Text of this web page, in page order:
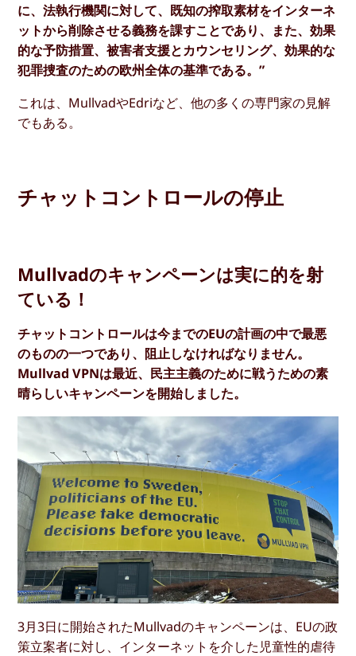
に、法執行機関に対して、既知の搾取素材をインターネ
ットから削除させる義務を課すことであり、また、効果
的な予防措置、被害者支援とカウンセリング、効果的な
犯罪捜査のための欧州全体の基準である。”
これは、MullvadやEdriなど、他の多くの専門家の見解
でもある。
チャットコントロールの停止
Mullvadのキャンペーンは実に的を射
ている！
チャットコントロールは今までのEUの計画の中で最悪
のものの一つであり、阻止しなければなりません。
Mullvad VPNは最近、民主主義のために戦うための素
晴らしいキャンペーンを開始しました。
3月3日に開始されたMullvadのキャンペーンは、EUの政
策立案者に対し、インターネットを介した児童性的虐待